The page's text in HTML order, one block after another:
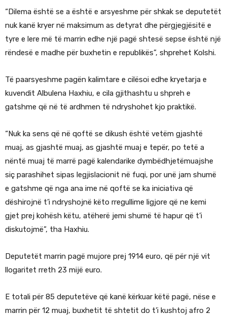
“Dilema është se a është e arsyeshme për shkak se deputetët
nuk kanë kryer në maksimum as detyrat dhe përgjegjësitë e
tyre e lere më të marrin edhe një pagë shtesë sepse është një
rëndesë e madhe për buxhetin e republikës”, shprehet Kolshi.
Të paarsyeshme pagën kalimtare e cilësoi edhe kryetarja e
kuvendit Albulena Haxhiu, e cila gjithashtu u shpreh e
gatshme që në të ardhmen të ndryshohet kjo praktikë.
“Nuk ka sens që në qoftë se dikush është vetëm gjashtë
muaj, as gjashtë muaj, as gjashtë muaj e tepër, po tetë a
nëntë muaj të marrë pagë kalendarike dymbëdhjetëmuajshe
siç parashihet sipas legjislacionit në fuqi, por unë jam shumë
e gatshme që nga ana ime në qoftë se ka iniciativa që
dëshirojnë t’i ndryshojnë këto rregullime ligjore që ne kemi
gjet prej kohësh këtu, atëherë jemi shumë të hapur që t’i
diskutojmë”, tha Haxhiu.
Deputetët marrin pagë mujore prej 1914 euro, që për një vit
llogaritet rreth 23 mijë euro.
E totali për 85 deputetëve që kanë kërkuar këtë pagë, nëse e
marrin për 12 muaj, buxhetit të shtetit do t’i kushtoj afro 2